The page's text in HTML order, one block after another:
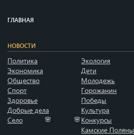
🌸
ГЛАВНАЯ
НОВОСТИ
Политика
Экономика
Общество
Спорт
Здоровье
Добрые дела
Село
Экология
Дети
Молодежь
Горожанин
Победы
Культура
Конкурсы
Камские Поляны